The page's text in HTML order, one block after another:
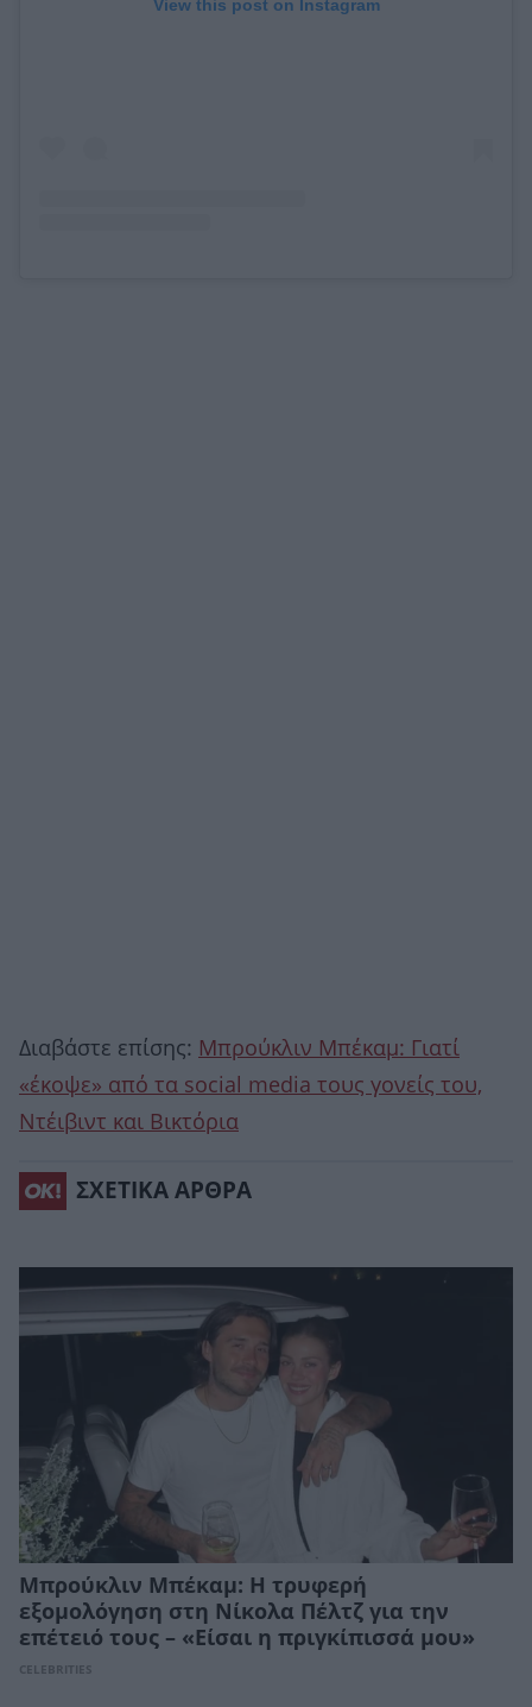
View this post on Instagram
Διαβάστε επίσης: Μπρούκλιν Μπέκαμ: Γιατί
«έκοψε» από τα social media τους γονείς του,
Ντέιβιντ και Βικτόρια
ΣΧΕΤΙΚΑ ΑΡΘΡΑ
Μπρούκλιν Μπέκαμ: Η τρυφερή
εξομολόγηση στη Νίκολα Πέλτζ για την
επέτειό τους – «Είσαι η πριγκίπισσά μου»
CELEBRITIES